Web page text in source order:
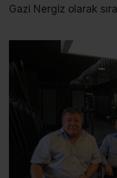
Gazi Nergiz olarak